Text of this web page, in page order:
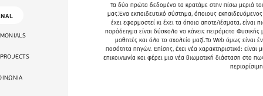
Τα δύο πρώτα δεδομένα τα κρατάμε στην πίσω μεριά
μας.Ένα εκπαιδευτικό σύστημα, όποιους
έχει εφαρμοστεί κι έχει τα όποια αποτελέσματα, είναι
παράδειγμα είναι δύσκολο να κάνεις πειράματα
μαθητές και όλο το σχολείο μαζί.Το Web όμως είναι
ποσότητα πηγών. Επίσης, έχει νέα χαρακτηριστικά:
επικοινωνία και φέρει μια νέα βιωματική διάσταση στο